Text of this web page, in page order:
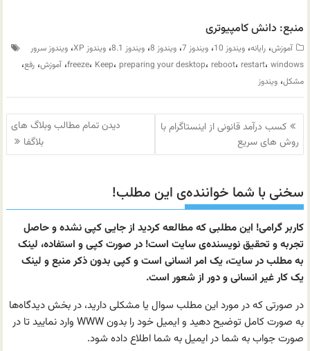
منبع: دانش کامپیوتری
آموزش،رایانه،ویندوز 10 ،ویندوز 7 ،ویندوز 8 ،ویندوز 8.1 ،ویندوز XP ،ویندوز سرور
freeze، Keep، preparing your desktop، reboot، restart، windows ،آموزش،رفع،
مشکل،ویندوز
راهبری
نوشته
کسب درآمد قانونی از اینستاگرام با
روش های سریع
دیدن تمام مطالب وبلاگ های
بلاگفا
سخنی با شما خواننده‌ی این مطلب!
کاربر گرامی! این مطلبی که مطالعه کردید از جایی کپی نشده و حاصل
تجربه و تحقیق نویسنده‌ی سایت است! در صورت کپی و استفاده، لینک
به مطلب در سایت، یک امر انسانی است و کپی بدون ذکر منبع و لینک
یک کار غیر انسانی و دور از شعور است.
در صورتی که در مورد این مطلب سوال یا مشکلی دارید، در بخش دیدگاه‌ها
به صورت کامل توضیح دهید و ایمیل خود را بدون WWW وارد نمایید تا در
صورت جواب به شما در ایمیل به شما اطلاع داده شود.